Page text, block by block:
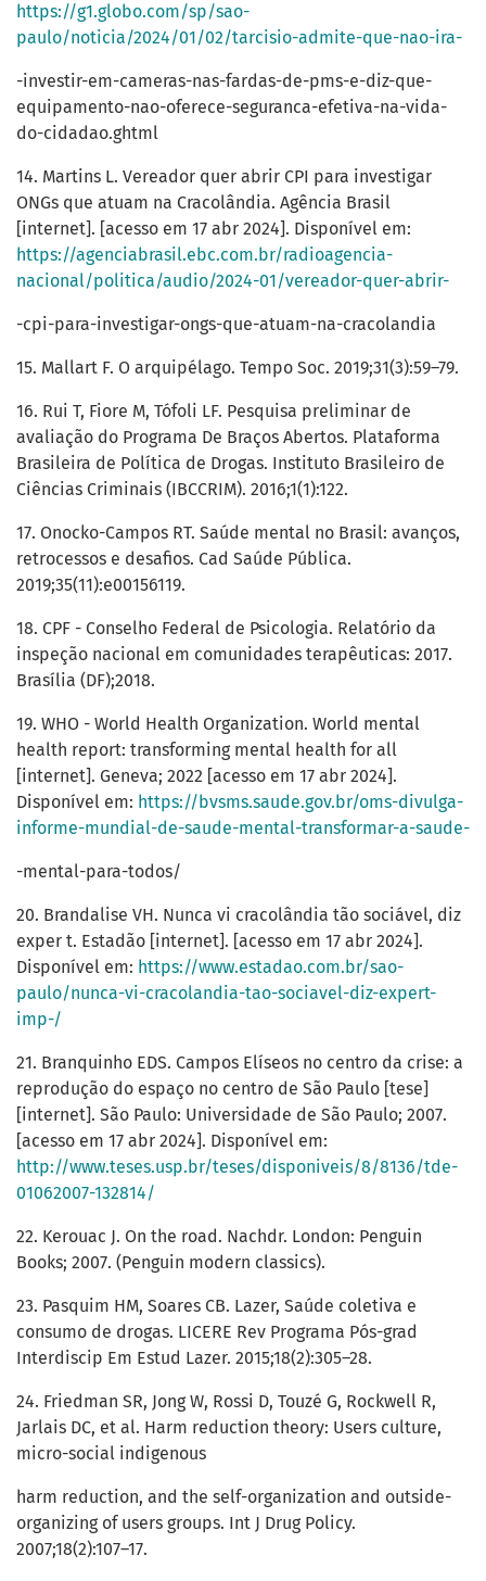
https://g1.globo.com/sp/sao-
paulo/noticia/2024/01/02/tarcisio-admite-que-nao-ira-
-investir-em-cameras-nas-fardas-de-pms-e-diz-que-
equipamento-nao-oferece-seguranca-efetiva-na-vida-
do-cidadao.ghtml
14. Martins L. Vereador quer abrir CPI para investigar
ONGs que atuam na Cracolândia. Agência Brasil
[internet]. [acesso em 17 abr 2024]. Disponível em:
https://agenciabrasil.ebc.com.br/radioagencia-
nacional/politica/audio/2024-01/vereador-quer-abrir-
-cpi-para-investigar-ongs-que-atuam-na-cracolandia
15. Mallart F. O arquipélago. Tempo Soc. 2019;31(3):59–79.
16. Rui T, Fiore M, Tófoli LF. Pesquisa preliminar de
avaliação do Programa De Braços Abertos. Plataforma
Brasileira de Política de Drogas. Instituto Brasileiro de
Ciências Criminais (IBCCRIM). 2016;1(1):122.
17. Onocko-Campos RT. Saúde mental no Brasil: avanços,
retrocessos e desafios. Cad Saúde Pública.
2019;35(11):e00156119.
18. CPF - Conselho Federal de Psicologia. Relatório da
inspeção nacional em comunidades terapêuticas: 2017.
Brasília (DF);2018.
19. WHO - World Health Organization. World mental
health report: transforming mental health for all
[internet]. Geneva; 2022 [acesso em 17 abr 2024].
Disponível em: https://bvsms.saude.gov.br/oms-divulga-
informe-mundial-de-saude-mental-transformar-a-saude-
-mental-para-todos/
20. Brandalise VH. Nunca vi cracolândia tão sociável, diz
exper t. Estadão [internet]. [acesso em 17 abr 2024].
Disponível em: https://www.estadao.com.br/sao-
paulo/nunca-vi-cracolandia-tao-sociavel-diz-expert-
imp-/
21. Branquinho EDS. Campos Elíseos no centro da crise: a
reprodução do espaço no centro de São Paulo [tese]
[internet]. São Paulo: Universidade de São Paulo; 2007.
[acesso em 17 abr 2024]. Disponível em:
http://www.teses.usp.br/teses/disponiveis/8/8136/tde-
01062007-132814/
22. Kerouac J. On the road. Nachdr. London: Penguin
Books; 2007. (Penguin modern classics).
23. Pasquim HM, Soares CB. Lazer, Saúde coletiva e
consumo de drogas. LICERE Rev Programa Pós-grad
Interdiscip Em Estud Lazer. 2015;18(2):305–28.
24. Friedman SR, Jong W, Rossi D, Touzé G, Rockwell R,
Jarlais DC, et al. Harm reduction theory: Users culture,
micro-social indigenous
harm reduction, and the self-organization and outside-
organizing of users groups. Int J Drug Policy.
2007;18(2):107–17.